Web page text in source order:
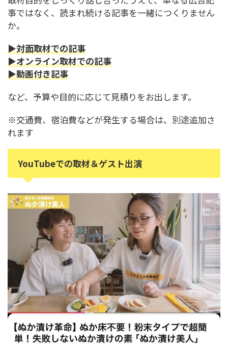
事ではなく、読まれ続ける記事を一緒につくりません
か。
▶対面取材での記事
▶オンライン取材での記事
▶動画付き記事
など、予算や目的に応じて見積りをお出します。
※交通費、宿泊費などが発生する場合は、別途追加さ
れます
YouTubeでの取材＆ゲスト出演